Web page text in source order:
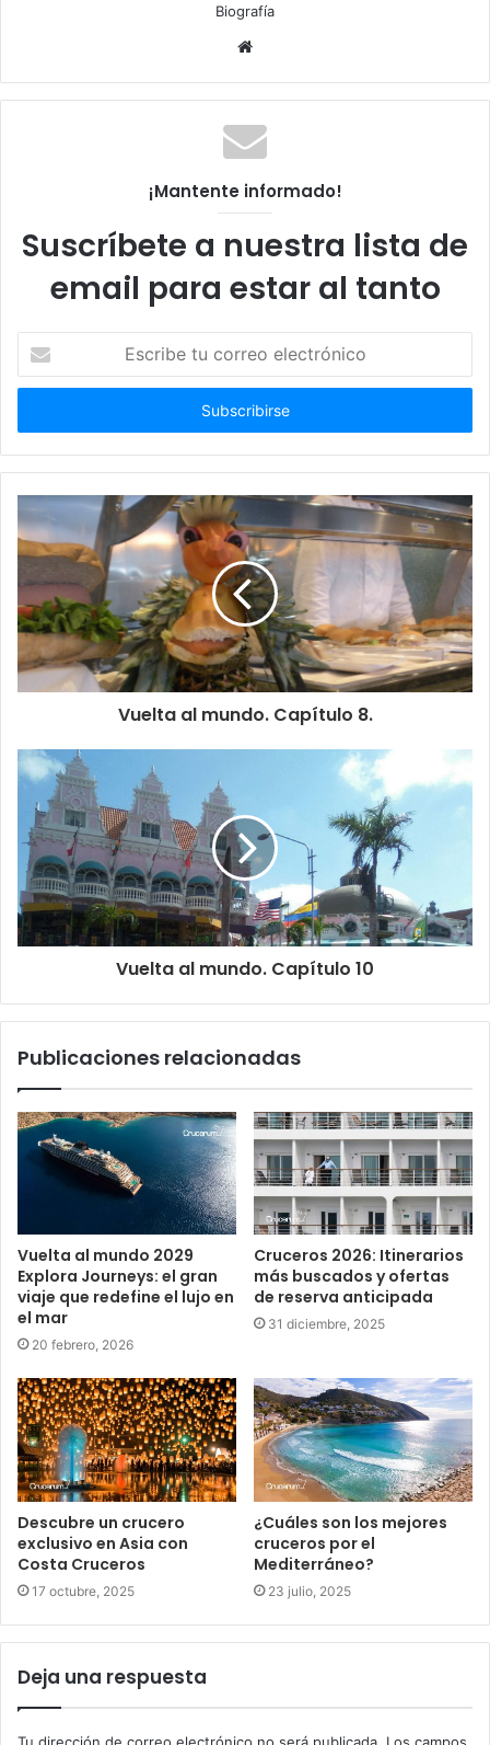
Biografía
Sitio
¡Mantente informado!
Suscríbete a nuestra lista de
email para estar al tanto
correo
Vuelta al mundo. Capítulo 8.
Vuelta al mundo. Capítulo 10
Publicaciones relacionadas
Vuelta al mundo 2029
Explora Journeys: el gran
viaje que redefine el lujo en
el mar
20 febrero, 2026
Cruceros 2026: Itinerarios
más buscados y ofertas
de reserva anticipada
31 diciembre, 2025
Descubre un crucero
exclusivo en Asia con
Costa Cruceros
17 octubre, 2025
¿Cuáles son los mejores
cruceros por el
Mediterráneo?
23 julio, 2025
Deja una respuesta